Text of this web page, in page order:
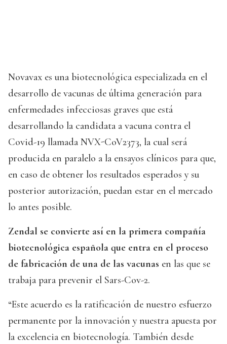
Novavax es una biotecnológica especializada en el
desarrollo de vacunas de última generación para
enfermedades infecciosas graves que está
desarrollando la candidata a vacuna contra el
Covid-19 llamada NVX-CoV2373, la cual será
producida en paralelo a la ensayos clínicos para que,
en caso de obtener los resultados esperados y su
posterior autorización, puedan estar en el mercado
lo antes posible.
Zendal se convierte así en la primera compañía
biotecnológica española que entra en el proceso
de fabricación de una de las vacunas en las que se
trabaja para prevenir el Sars-Cov-2.
“Este acuerdo es la ratificación de nuestro esfuerzo
permanente por la innovación y nuestra apuesta por
la excelencia en biotecnología. También desde